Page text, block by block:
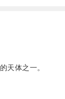
体之一。